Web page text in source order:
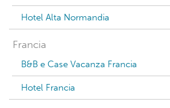
Hotel Alta Normandia
Francia
B&B e Case Vacanza Francia
Hotel Francia